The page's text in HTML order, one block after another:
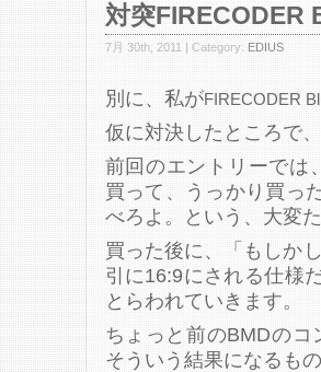
対突FIRECODER
7月 30th, 2011 | Category: EDIUS
別に、私がFIRECODER
仮に対決したところで
前回のエントリーでは
買って、うっかり買っ
べろよ。という、大変
買った後に、「もしか
引に16:9にされる仕様
とらわれていきます。
ちょっと前のBMDの
そういう結果になるも